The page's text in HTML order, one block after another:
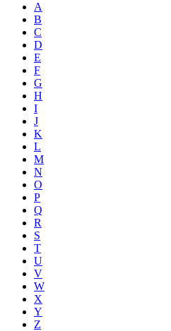
A
B
C
D
E
F
G
H
I
J
K
L
M
N
O
P
Q
R
S
T
U
V
W
X
Y
Z